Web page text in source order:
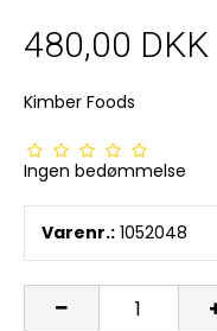
480,00 DKK
Kimber Foods
Ingen bedømmelse
Varenr.: 1052048